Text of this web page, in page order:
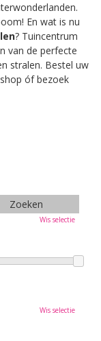
En wat is nu
? Tuincentrum
van de perfecte
stralen. Bestel uw
óf bezoek
Wis selectie
Wis selectie